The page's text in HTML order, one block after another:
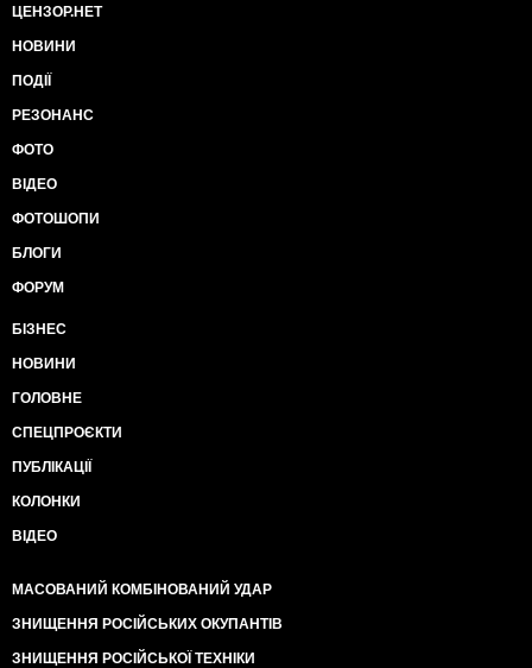
ЦЕНЗОР.НЕТ
НОВИНИ
ПОДІЇ
РЕЗОНАНС
ФОТО
ВІДЕО
ФОТОШОПИ
БЛОГИ
ФОРУМ
БІЗНЕС
НОВИНИ
ГОЛОВНЕ
СПЕЦПРОЄКТИ
ПУБЛІКАЦІЇ
КОЛОНКИ
ВІДЕО
МАСОВАНИЙ КОМБІНОВАНИЙ УДАР
ЗНИЩЕННЯ РОСІЙСЬКИХ ОКУПАНТІВ
ЗНИЩЕННЯ РОСІЙСЬКОЇ ТЕХНІКИ